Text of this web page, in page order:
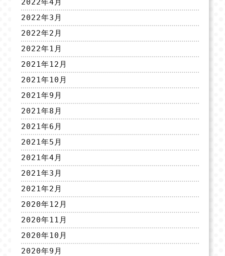
2022年4月
2022年3月
2022年2月
2022年1月
2021年12月
2021年10月
2021年9月
2021年8月
2021年6月
2021年5月
2021年4月
2021年3月
2021年2月
2020年12月
2020年11月
2020年10月
2020年9月